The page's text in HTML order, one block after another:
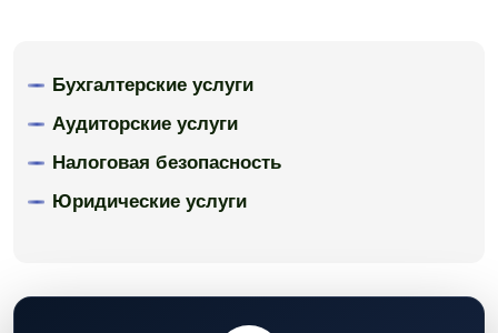
Бухгалтерские услуги
Аудиторские услуги
Налоговая безопасность
Юридические услуги